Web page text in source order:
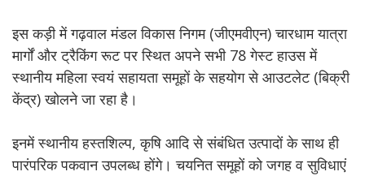
इस कड़ी में गढ़वाल मंडल विकास निगम (जीएमवीएन) चारधाम यात्रा
मार्गों और ट्रैकिंग रूट पर स्थित अपने सभी 78 गेस्ट हाउस में
स्थानीय महिला स्वयं सहायता समूहों के सहयोग से आउटलेट (बिक्री
केंद्र) खोलने जा रहा है।
इनमें स्थानीय हस्तशिल्प, कृषि आदि से संबंधित उत्पादों के साथ ही
पारंपरिक पकवान उपलब्ध होंगे। चयनित समूहों को जगह व सुविधाएं